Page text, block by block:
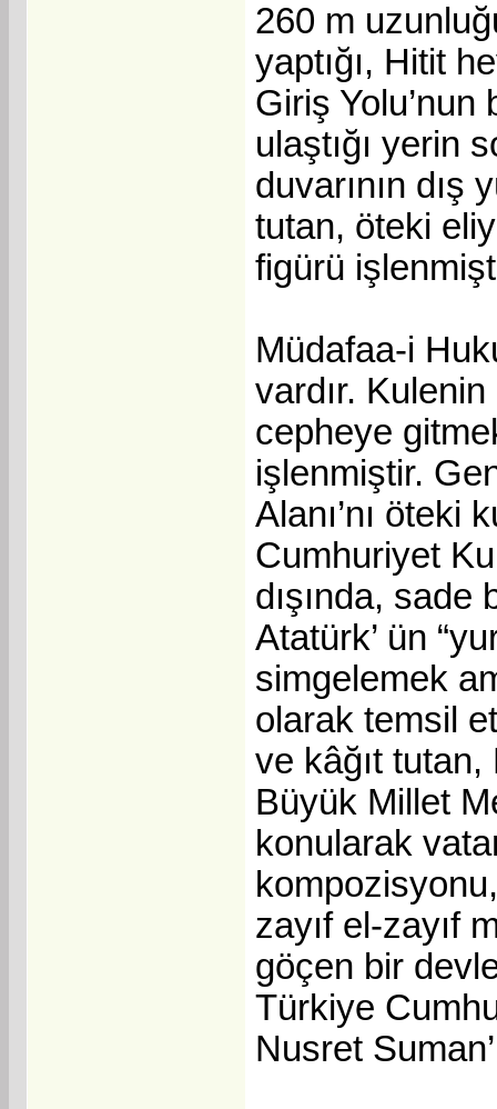
260 m
yaptığı, Hitit
Giriş Yolu’nun
ulaştığı yerin
duvarının dış
tutan, öteki
figürü
Müdafaa-i
vardır.
cepheye
işlenmiştir.
Alanı’nı
Cumhuriyet
dışında, sade
Atatürk’ ün
simgelemek
olarak temsil
ve kâğıt tutan,
Büyük Millet
konularak
zayıf el-zayıf
göçen bir
Türkiye
Nusret